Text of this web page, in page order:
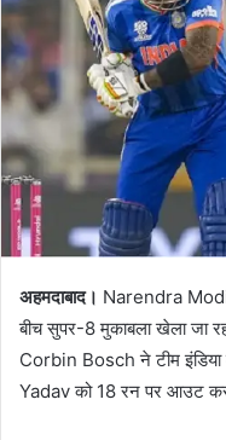
अहमदाबाद। Narendra
बीच सुपर-8 मुकाबला खेला जा
Corbin Bosch ने टीम
Yadav को 18 रन पर आउट कर